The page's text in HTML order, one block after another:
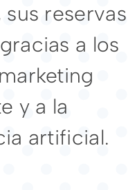
a los
y a la
artificial.